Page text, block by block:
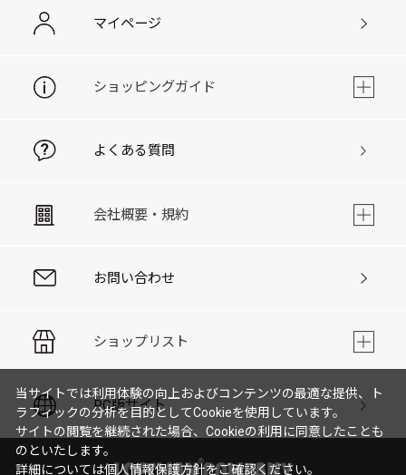
マイページ
ショッピングガイド
よくある質問
会社概要・規約
お問い合わせ
ショップリスト
PC版サイト
当サイトでは利用体験の向上およびコンテンツの最適な提供、ト
ラフィックの分析を目的としてCookieを使用しています。
サイトの閲覧を継続された場合、Cookieの利用に同意したことも
のといたします。
詳細については個人情報保護方針をご確認ください。